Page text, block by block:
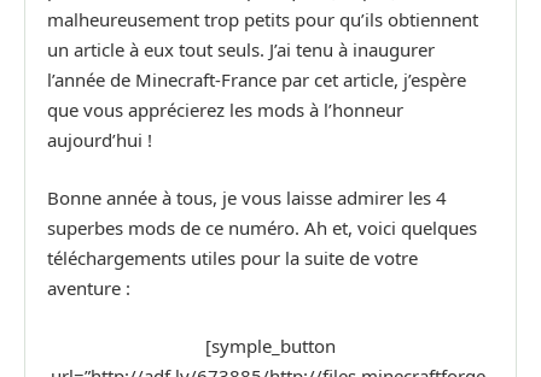
malheureusement trop petits pour qu’ils obtiennent
un article à eux tout seuls. J’ai tenu à inaugurer
l’année de Minecraft-France par cet article, j’espère
que vous apprécierez les mods à l’honneur
aujourd’hui !
Bonne année à tous, je vous laisse admirer les 4
superbes mods de ce numéro. Ah et, voici quelques
téléchargements utiles pour la suite de votre
aventure :
[symple_button